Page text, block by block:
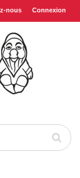
Connexion
nous